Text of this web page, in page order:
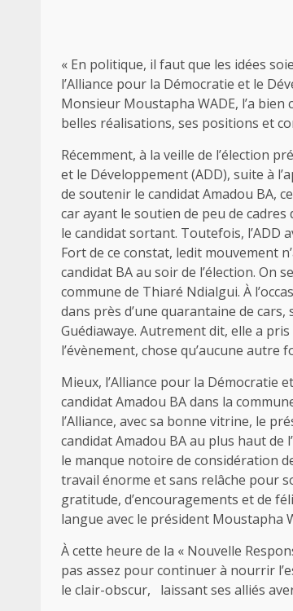
« En politique, il faut que les idées
l’Alliance pour la Démocratie et le
Monsieur Moustapha WADE, l’a
belles réalisations, ses positions et
Récemment, à la veille de l’élection
et le Développement (ADD), suite à
de soutenir le candidat Amadou BA,
car ayant le soutien de peu de cadres
le candidat sortant. Toutefois, l’ADD
Fort de ce constat, ledit mouvement
candidat BA au soir de l’élection. On
commune de Thiaré Ndialgui. À
dans près d’une quarantaine de
Guédiawaye. Autrement dit, elle a
l’évènement, chose qu’aucune
Mieux, l’Alliance pour la
candidat Amadou BA dans la
l’Alliance, avec sa bonne vitrine, le
candidat Amadou BA au plus haut de
le manque notoire de considération
travail énorme et sans relâche pour
gratitude, d’encouragements et de
langue avec le président Moustapha
À cette heure de la « Nouvelle
pas assez pour continuer à nourrir
le clair-obscur, laissant ses alliés